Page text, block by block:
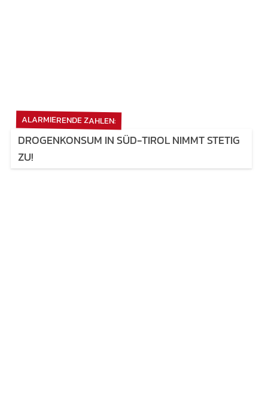
ALARMIERENDE ZAHLEN:
DROGENKONSUM IN SÜD-TIROL NIMMT STETIG
ZU!